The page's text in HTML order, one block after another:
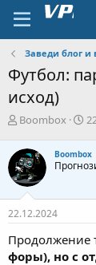
Заведи блог и
Футбол:
исход)
А
т
о
р
т
м
Boombox
Д
а
а
Boombox
22.12.2024
Продолжение
форы), но с